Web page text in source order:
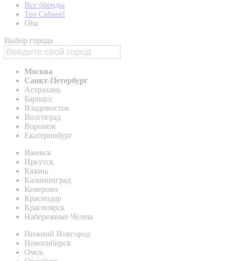
Все бренды
Teo Cabanel
Oha
Выбор города
Москва
Санкт-Петербург
Астрахань
Барнаул
Владивосток
Волгоград
Воронеж
Екатеринбург
Ижевск
Иркутск
Казань
Калининград
Кемерово
Краснодар
Красноярск
Набережные Челны
Нижний Новгород
Новосибирск
Омск